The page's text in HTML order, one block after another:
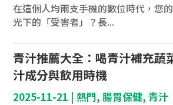
在這個人均兩支手機的數位時代，您
光下的「受害者」？長...
青汁推薦大全：喝青汁補充蔬
汁成分與飲用時機
2025-11-21 | 熱門,腸胃保健,青汁